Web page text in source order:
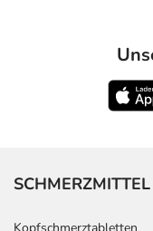
1 ml Tropfen
Sonstige
Natriumchlorid,
OmniVision GmbH
82178 Puchheim
SCHMERZMITTEL